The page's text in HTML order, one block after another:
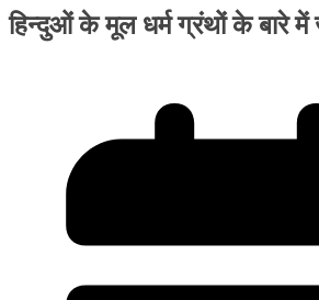
हिन्दुओं के मूल धर्म ग्रंथों के बारे में